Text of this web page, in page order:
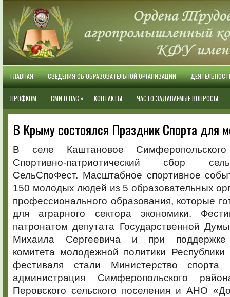
ГЛАВНАЯ СВЕДЕНИЯ ОБ ОБРАЗОВАТЕЛЬНОЙ ОРГАНИЗАЦИИ
ПРОФКОМ СМИ О НАС » КОНТАКТЫ ЧАСТО ЗАДАВАЕМЫЕ ВОПРОСЫ
В Крыму состоялся Праздник Спорта для
В селе Каштановое
Спортивно-патриотический сбор
СельСпоФест. Масштабное спортивное
150 молодых людей из 5 образовательных
профессионального образования, которые
для аграрного сектора экономики.
патронатом депутата Государственной
Михаила Сергеевича и при поддержке
комитета молодежной политики
фестиваля стали Министерство спорта
администрация Симферопольского
Перовского сельского поселения и АНО